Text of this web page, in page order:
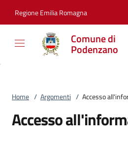
Regione Emilia Romagna
Comune di
Podenzano
Home / Argomenti / Accesso
Accesso